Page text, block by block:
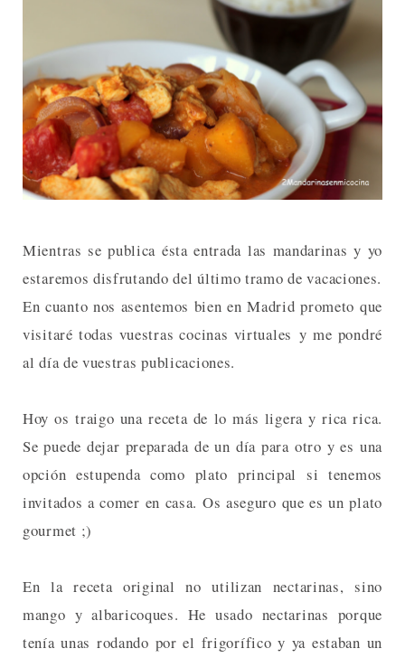
Mientras se publica ésta entrada las mandarinas y yo
estaremos disfrutando del último tramo de vacaciones.
En cuanto nos asentemos bien en Madrid prometo que
visitaré todas vuestras cocinas virtuales y me pondré
al día de vuestras publicaciones.
Hoy os traigo una receta de lo más ligera y rica rica.
Se puede dejar preparada de un día para otro y es una
opción estupenda como plato principal si tenemos
invitados a comer en casa. Os aseguro que es un plato
gourmet ;)
En la receta original no utilizan nectarinas, sino
mango y albaricoques. He usado nectarinas porque
tenía unas rodando por el frigorífico y ya estaban un